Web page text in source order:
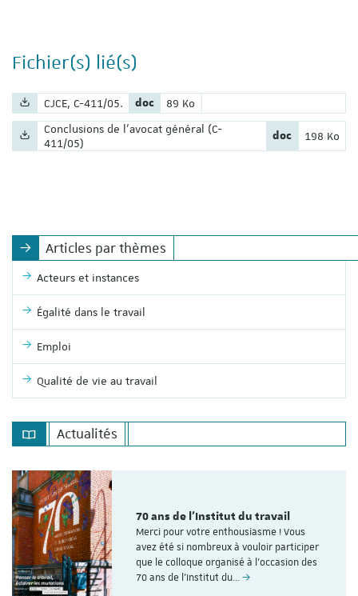
Fichier(s) lié(s)
Nom du fichier :
CJCE, C-411/05. Extension du fichier :
doc Poids du fichier :
89 Ko
Nom du fichier :
Conclusions de l'avocat général (C-
411/05)
Extension du
doc Poids du
198 Ko
Articles par thèmes
Acteurs et instances
Égalité dans le travail
Emploi
Qualité de vie au travail
Actualités
70 ans de l'Institut du travail
Merci pour votre enthousiasme ! Vous
avez été si nombreux à vouloir participer
que le colloque organisé à l'occasion des
70 ans de l’Institut du…